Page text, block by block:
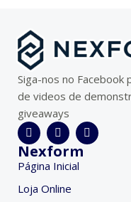
Siga-nos no Facebook
de videos de
giveaways
Nexform
Página Inicial
Loja Online